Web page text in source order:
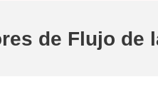
de Flujo de